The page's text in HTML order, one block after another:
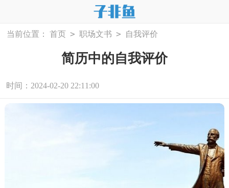
当前位置： 首页 > 职场文书 > 自我评价
简历中的自我评价
时间：2024-02-20 22:11:00